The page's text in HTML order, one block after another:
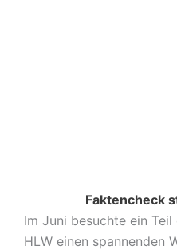
Faktencheck
Im Juni besuchte ein
HLW einen spannenden